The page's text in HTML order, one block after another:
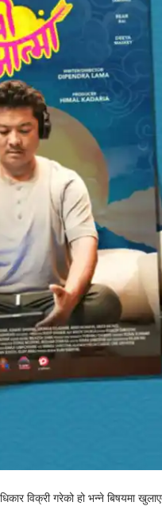
विक्री गरेको हो भन्ने बिषयमा